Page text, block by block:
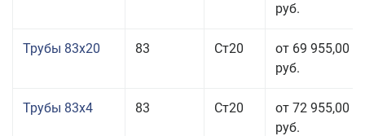
руб.
Трубы 83x20 83 Ст20
от 69 955,00
руб.
Трубы 83x4 83 Ст20
от 72 955,00
руб.